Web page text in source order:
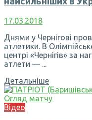
17.03.2018
Днями у Чернігові
атлетики. В
центрі «Чернігів» за
атлети — ...
Детальніше
Відео